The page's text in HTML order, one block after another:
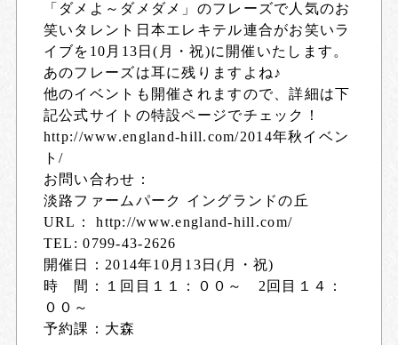
「ダメよ～ダメダメ」のフレーズで人気のお
笑いタレント 日本エレキテル連合がお笑いラ
イブを10月13日(月・祝)に開催いたします。
あのフレーズは耳に残りますよね♪
他のイベントも開催されますので、詳細は下
記公式サイトの特設ページでチェック！
http://www.england-hill.com/2014年秋イベン
ト/
お問い合わせ：
淡路ファームパーク イングランドの丘
URL：http://www.england-hill.com/
TEL: 0799-43-2626
開催日：2014年10月13日(月・祝)
時 間：１回目１１：００～ 2回目１４：
００～
予約課：大森